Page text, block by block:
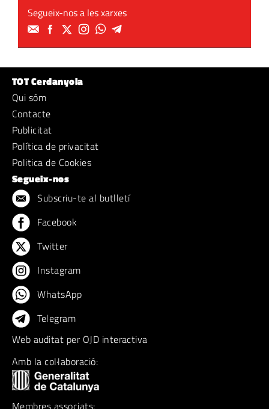
Segueix-nos a les xarxes
TOT Cerdanyola
Qui sóm
Contacte
Publicitat
Política de privacitat
Politica de Cookies
Segueix-nos
Subscriu-te al butlletí
Facebook
Twitter
Instagram
WhatsApp
Telegram
Web auditat per OJD interactiva
Amb la col·laboració:
Membres associats: